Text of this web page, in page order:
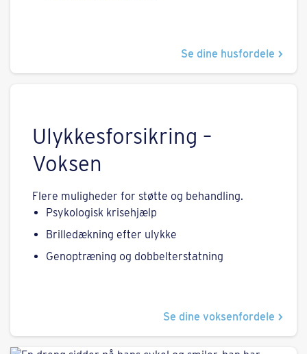
Se dine husfordele
Ulykkesforsikring –
Voksen
Flere muligheder for støtte og behandling.
Psykologisk krisehjælp
Brilledækning efter ulykke
Genoptræning og dobbelterstatning
Se dine voksenfordele